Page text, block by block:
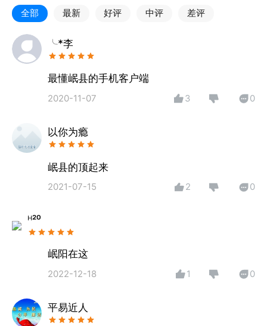
全部 最新 好评 中评 差评
╰*李
最懂岷县的手机客户端
2020-11-07 3 0
以你为瘾
岷县的顶起来
2021-07-15 2 0
ᴴ²⁰
岷阳在这
2022-12-18 1 0
平易近人